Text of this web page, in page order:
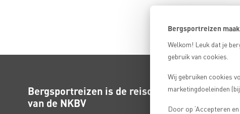
Bergsportreizen
Welkom! Leuk dat je
gebruik van cookies.
Wij gebruiken cookies
marketingdoeleinden
Door op ‘Accepteren
Bergsportreizen is de reisorganisatie
van de NKBV